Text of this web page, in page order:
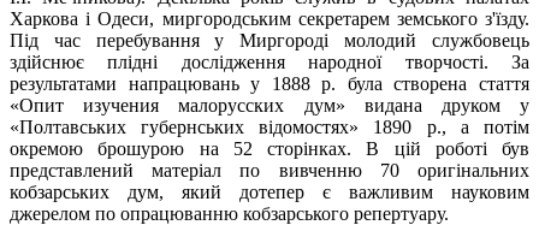
Харкова і Одеси, миргородським секретарем земського з'їзду.
Під час перебування у Миргороді молодий службовець
здійснює плідні дослідження народної творчості. За
результатами напрацювань у 1888 р. була створена стаття
«Опит изучения малорусских дум» видана друком у
«Полтавських губернських відомостях» 1890 р., а потім
окремою брошурою на 52 сторінках. В цій роботі був
представлений матеріал по вивченню 70 оригінальних
кобзарських дум, який дотепер є важливим науковим
джерелом по опрацюванню кобзарського репертуару.